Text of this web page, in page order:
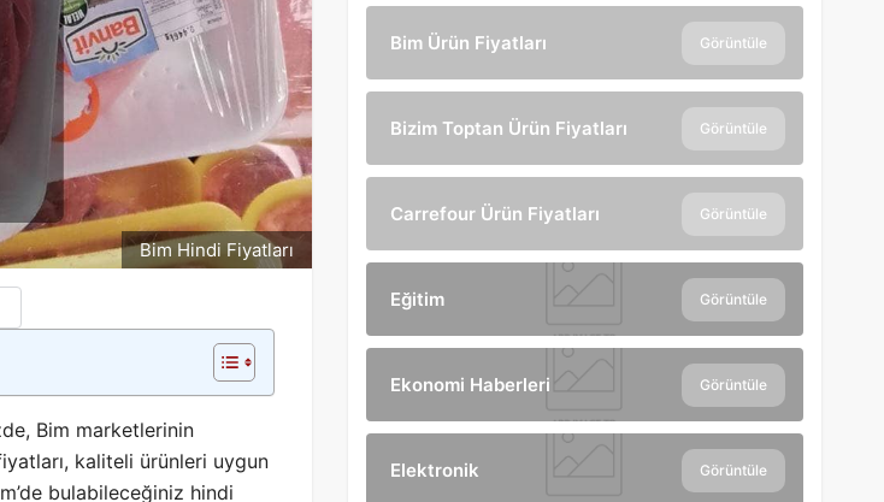
Bim Hindi Fiyatları
Bim marketlerinin
kaliteli ürünleri uygun
bulabileceğiniz hindi
Bim Ürün Fiyatları Görüntüle
Bizim Toptan Ürün Fiyatları Görüntüle
Carrefour Ürün Fiyatları Görüntüle
Eğitim Görüntüle
Ekonomi Haberleri Görüntüle
Elektronik Görüntüle